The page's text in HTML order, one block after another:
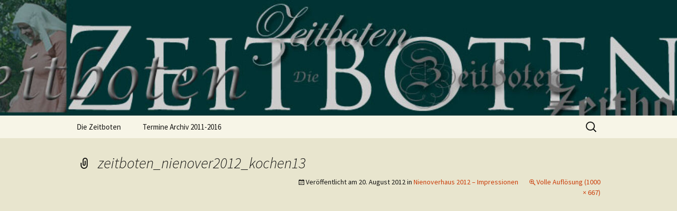
Zum
Inhalt
springen
Zeitbotenblog
Die Zeitboten Termine Archiv 2011-2016
Suchen
nach:
zeitboten_nienover2012_kochen13
Veröffentlicht am 20. August 2012in Nienoverhaus 2012 – Impressionen
Volle Auflösung (1000
× 667)